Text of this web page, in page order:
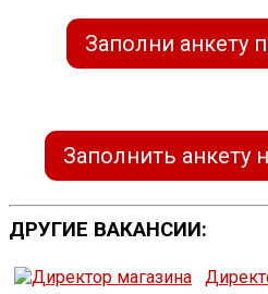
Заполни анкету
Заполнить анкету
ДРУГИЕ ВАКАНСИИ: